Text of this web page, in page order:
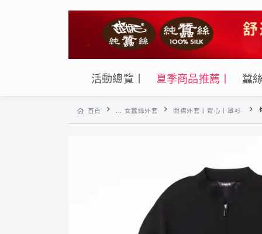
活動總覽丨 夏季商品推薦丨 蠶
首頁 ... 女蠶絲外套 開襟外套丨背心丨罩衫